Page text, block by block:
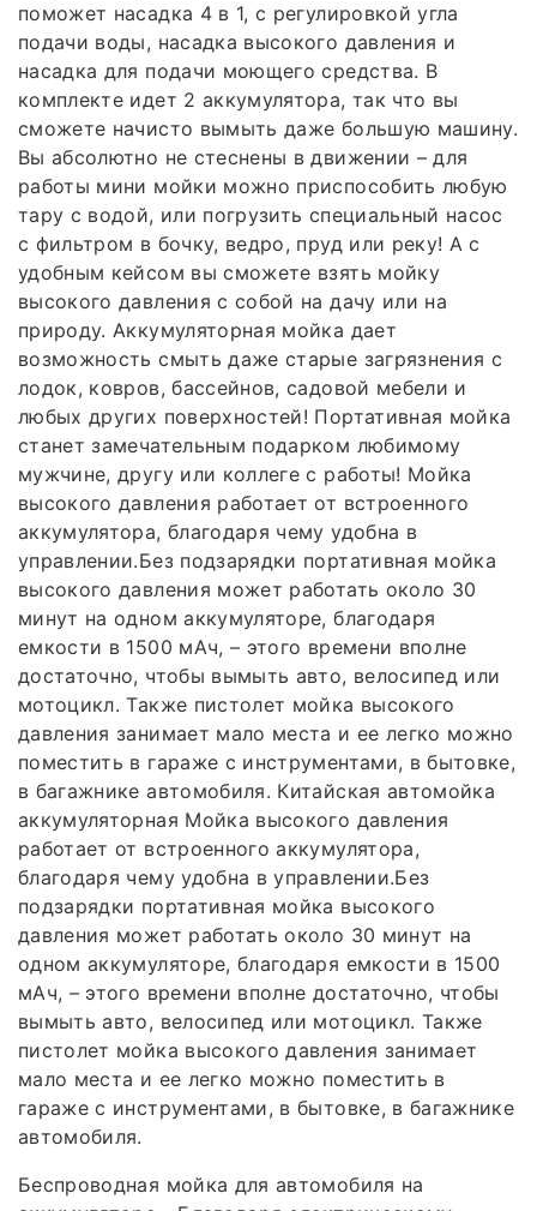
поможет насадка 4 в 1, с регулировкой угла
подачи воды, насадка высокого давления и
насадка для подачи моющего средства. В
комплекте идет 2 аккумулятора, так что вы
сможете начисто вымыть даже большую машину.
Вы абсолютно не стеснены в движении – для
работы мини мойки можно приспособить любую
тару с водой, или погрузить специальный насос
с фильтром в бочку, ведро, пруд или реку! А с
удобным кейсом вы сможете взять мойку
высокого давления с собой на дачу или на
природу. Аккумуляторная мойка дает
возможность смыть даже старые загрязнения с
лодок, ковров, бассейнов, садовой мебели и
любых других поверхностей! Портативная мойка
станет замечательным подарком любимому
мужчине, другу или коллеге с работы! Мойка
высокого давления работает от встроенного
аккумулятора, благодаря чему удобна в
управлении.Без подзарядки портативная мойка
высокого давления может работать около 30
минут на одном аккумуляторе, благодаря
емкости в 1500 мАч, – этого времени вполне
достаточно, чтобы вымыть авто, велосипед или
мотоцикл. Также пистолет мойка высокого
давления занимает мало места и ее легко можно
поместить в гараже с инструментами, в бытовке,
в багажнике автомобиля. Китайская автомойка
аккумуляторная Мойка высокого давления
работает от встроенного аккумулятора,
благодаря чему удобна в управлении.Без
подзарядки портативная мойка высокого
давления может работать около 30 минут на
одном аккумуляторе, благодаря емкости в 1500
мАч, – этого времени вполне достаточно, чтобы
вымыть авто, велосипед или мотоцикл. Также
пистолет мойка высокого давления занимает
мало места и ее легко можно поместить в
гараже с инструментами, в бытовке, в багажнике
автомобиля.
Беспроводная мойка для автомобиля на